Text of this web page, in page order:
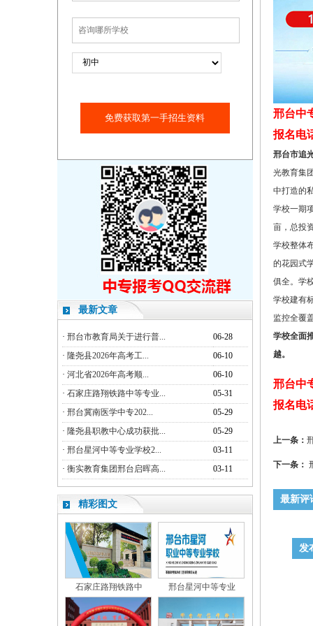
免费获取第一手招生资料
最新文章
· 邢台市教育局关于进行普...
06-28
· 隆尧县2026年高考工...
06-10
· 河北省2026年高考顺...
06-10
· 石家庄路翔铁路中等专业...
05-31
· 邢台冀南医学中专202...
05-29
· 隆尧县职教中心成功获批...
05-29
· 邢台星河中等专业学校2...
03-11
· 衡实教育集团邢台启晖高... 03-11
精彩图文
石家庄路翔铁路中 邢台星河中等专业
邢台中
报名电
邢台市追
光教育集
中打造的
学校一期
亩，总投
学校整体
的花园式
俱全。学
学校建有
监控全覆
学校全面
越。
邢台中
报名电
上一条：
下一条：
最新评
发